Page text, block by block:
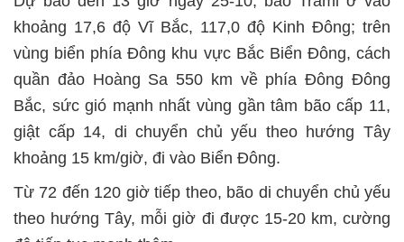
khoảng 17,6 độ Vĩ Bắc, 117,0 độ Kinh Đông; trên
vùng biển phía Đông khu vực Bắc Biển Đông, cách
quần đảo Hoàng Sa 550 km về phía Đông Đông
Bắc, sức gió mạnh nhất vùng gần tâm bão cấp 11,
giật cấp 14, di chuyển chủ yếu theo hướng Tây
khoảng 15 km/giờ, đi vào Biển Đông.
Từ 72 đến 120 giờ tiếp theo, bão di chuyển chủ yếu
theo hướng Tây, mỗi giờ đi được 15-20 km, cường